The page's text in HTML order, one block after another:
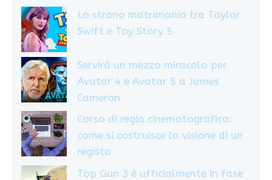
Lo strano matrimonio tra Taylor
Swift e Toy Story 5
Servirà un mezzo miracolo per
Avatar 4 e Avatar 5 a James
Cameron
Corso di regia cinematografica:
come si costruisce la visione di un
regista
Top Gun 3 è ufficialmente in fase